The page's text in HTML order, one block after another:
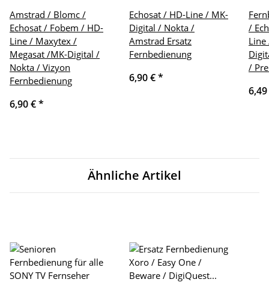
Amstrad / Blomc /
Echosat / Fobem / HD-
Line / Maxytex /
Megasat /MK-Digital /
Nokta / Vizyon
Fernbedienung
6,90 €*
Echosat / HD-Line / MK-
Digital / Nokta /
Amstrad Ersatz
Fernbedienung
6,90 €*
/
Line
/
Ähnliche Artikel